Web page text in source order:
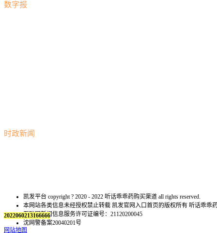
数字报
时政新闻
凯发平台 copyright ? 2020 - 2022 听话乖乖药购买渠道 all rights reserved.
本网站各类信息未经授权禁止转载 凯发官网入口首页的版权所有 听话乖
互联网新闻信息服务许可证编号：21120200045
沈网警备案20040201号
2022060213166666
网站地图